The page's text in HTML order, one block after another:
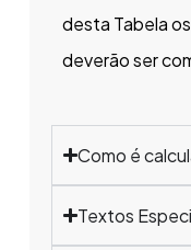
desta Tabela
deverão ser
Como é
Textos